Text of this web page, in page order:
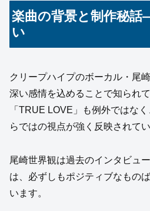
楽曲の背景と制作秘
い
クリープハイプのボーカル・尾
深い感情を込めることで知られて
「TRUE LOVE」も例外ではな
らではの視点が強く反映されてい
尾崎世界観は過去のインタビュ
は、必ずしもポジティブなもの
います。